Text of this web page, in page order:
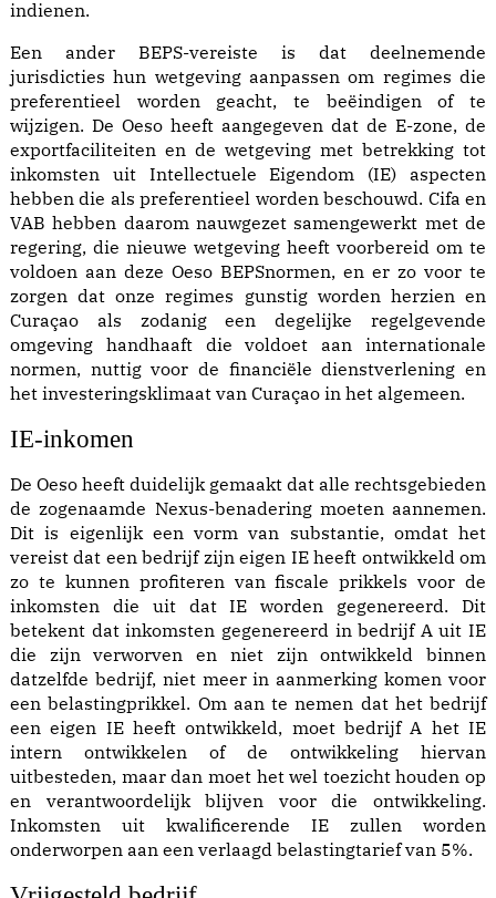
indienen.
Een ander BEPS-vereiste is dat deelnemende
jurisdicties hun wetgeving aanpassen om regimes die
preferentieel worden geacht, te beëindigen of te
wijzigen. De Oeso heeft aangegeven dat de E-zone, de
exportfaciliteiten en de wetgeving met betrekking tot
inkomsten uit Intellectuele Eigendom (IE) aspecten
hebben die als preferentieel worden beschouwd. Cifa en
VAB hebben daarom nauwgezet samengewerkt met de
regering, die nieuwe wetgeving heeft voorbereid om te
voldoen aan deze Oeso BEPSnormen, en er zo voor te
zorgen dat onze regimes gunstig worden herzien en
Curaçao als zodanig een degelijke regelgevende
omgeving handhaaft die voldoet aan internationale
normen, nuttig voor de financiële dienstverlening en
het investeringsklimaat van Curaçao in het algemeen.
IE-inkomen
De Oeso heeft duidelijk gemaakt dat alle rechtsgebieden
de zogenaamde Nexus-benadering moeten aannemen.
Dit is eigenlijk een vorm van substantie, omdat het
vereist dat een bedrijf zijn eigen IE heeft ontwikkeld om
zo te kunnen profiteren van fiscale prikkels voor de
inkomsten die uit dat IE worden gegenereerd. Dit
betekent dat inkomsten gegenereerd in bedrijf A uit IE
die zijn verworven en niet zijn ontwikkeld binnen
datzelfde bedrijf, niet meer in aanmerking komen voor
een belastingprikkel. Om aan te nemen dat het bedrijf
een eigen IE heeft ontwikkeld, moet bedrijf A het IE
intern ontwikkelen of de ontwikkeling hiervan
uitbesteden, maar dan moet het wel toezicht houden op
en verantwoordelijk blijven voor die ontwikkeling.
Inkomsten uit kwalificerende IE zullen worden
onderworpen aan een verlaagd belastingtarief van 5%.